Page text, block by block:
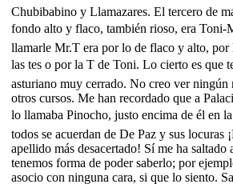
Chubibabino y Llamazares. El tercero de
fondo alto y flaco, también rioso, era
llamarle Mr.T era por lo de flaco y alto, por
las tes o por la T de Toni. Lo cierto es que
asturiano muy cerrado. No creo ver ningún
otros cursos. Me han recordado que a
lo llamaba Pinocho, justo encima de él en
todos se acuerdan de De Paz y sus locuras
apellido más desacertado! Sí me ha saltado
tenemos forma de poder saberlo; por
asocio con ninguna cara, si que lo siento.